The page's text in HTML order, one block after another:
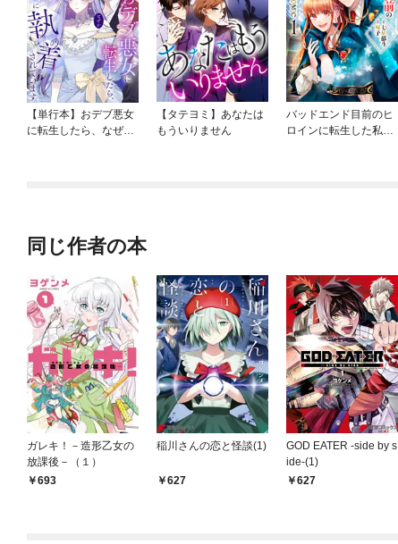
【単行本】おデブ悪女
に転生したら、なぜか
【タテヨミ】あなたは
もういりません
バッドエンド目前のヒ
ロインに転生した私、
同じ作者の本
ガレキ！－造形乙女の
放課後－（１）
693
稲川さんの恋と怪談(1)
627
GOD EATER -side by s
ide-(1)
627